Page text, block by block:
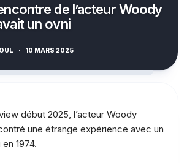
de l’acteur Woody
un ovni
· 10 MARS 2025
début 2025, l’acteur Woody
une étrange expérience avec un
1974.